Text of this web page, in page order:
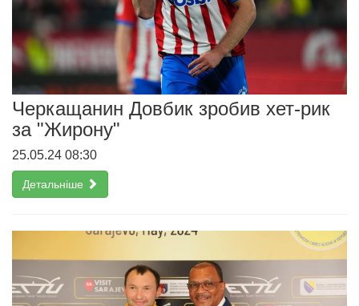
Черкащанин Довбик зробив хет-рик
за "Жирону"
25.05.24 08:30
Детальніше